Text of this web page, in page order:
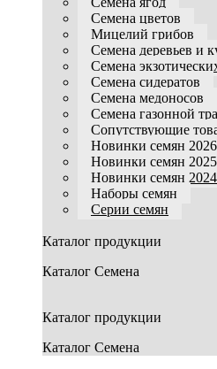
Семена цветов
Мицелий грибов
Семена деревьев и
Семена
Семена сидератов
Семена медоносов
Семена газонной
Сопутствующие
Новинки семян
Новинки семян
Новинки семян
Наборы семян
Серии семян
Каталог продукции
Каталог Семена
Каталог продукции
Каталог Семена